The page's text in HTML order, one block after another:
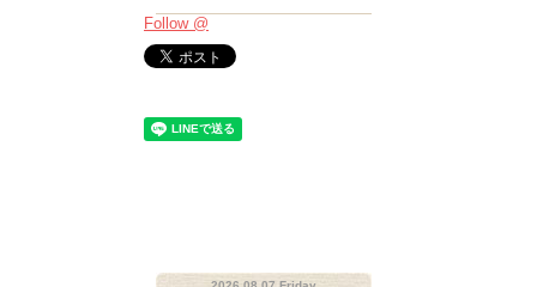
Follow @